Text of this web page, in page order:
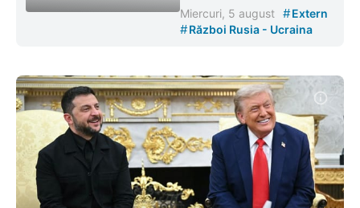
Miercuri, 5 august #Extern
#Război Rusia - Ucraina